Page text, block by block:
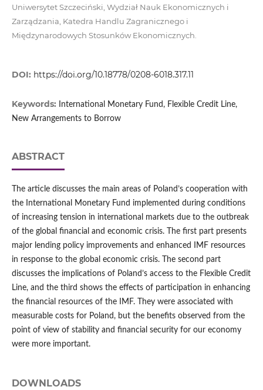
Uniwersytet Szczeciński, Wydział Nauk Ekonomicznych i
Zarządzania, Katedra Handlu Zagranicznego i
Międzynarodowych Stosunków Ekonomicznych.
DOI: https://doi.org/10.18778/0208-6018.317.11
Keywords:
International Monetary Fund, Flexible Credit Line,
New Arrangements to Borrow
ABSTRACT
The article discusses the main areas of Poland’s cooperation with
the International Monetary Fund implemented during conditions
of increasing tension in international markets due to the outbreak
of the global financial and economic crisis. The first part presents
major lending policy improvements and enhanced IMF resources
in response to the global economic crisis. The second part
discusses the implications of Poland’s access to the Flexible Credit
Line, and the third shows the effects of participation in enhancing
the financial resources of the IMF. They were associated with
measurable costs for Poland, but the benefits observed from the
point of view of stability and financial security for our economy
were more important.
DOWNLOADS